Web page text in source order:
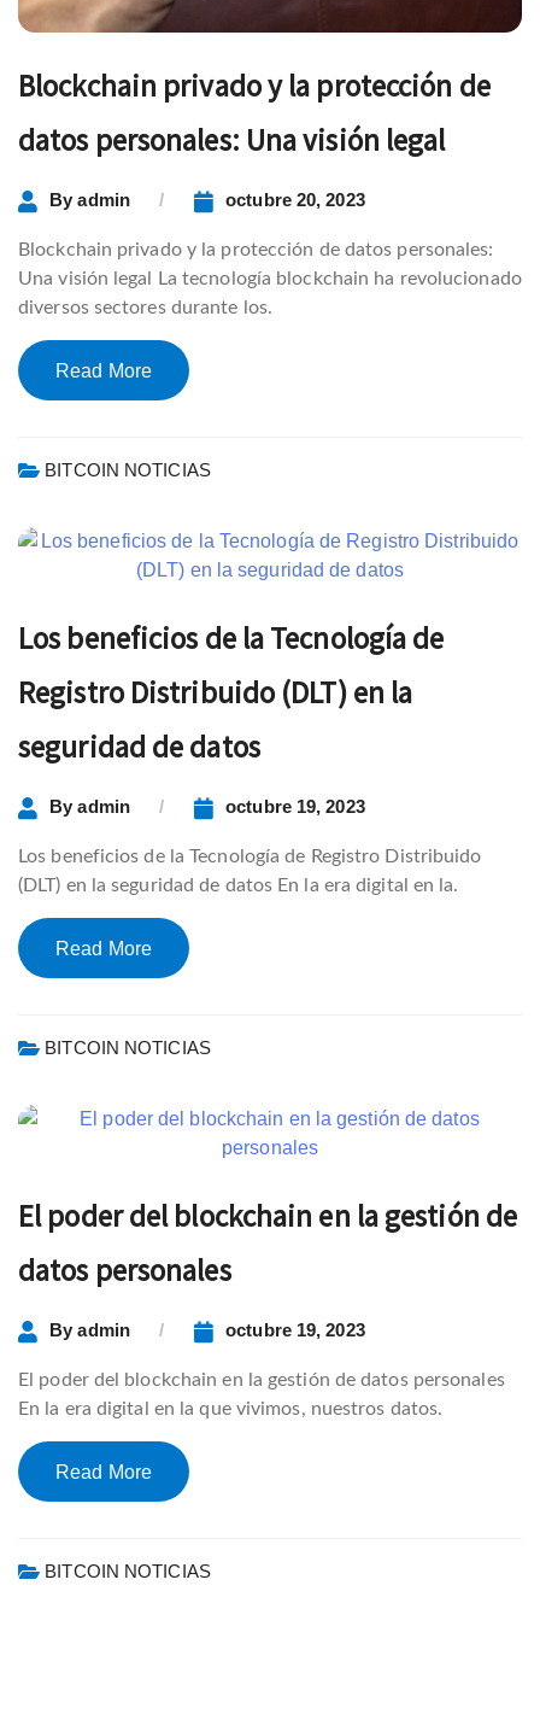
Blockchain privado y la protección de
datos personales: Una visión legal
Byadmin octubre 20, 2023
Blockchain privado y la protección de datos personales:
Una visión legal La tecnología blockchain ha revolucionado
diversos sectores durante los.
Read More
BITCOIN NOTICIAS
Los beneficios de la Tecnología de
Registro Distribuido (DLT) en la
seguridad de datos
Byadmin octubre 19, 2023
Los beneficios de la Tecnología de Registro Distribuido
(DLT) en la seguridad de datos En la era digital en la.
Read More
BITCOIN NOTICIAS
El poder del blockchain en la gestión de
datos personales
Byadmin octubre 19, 2023
El poder del blockchain en la gestión de datos personales
En la era digital en la que vivimos, nuestros datos.
Read More
BITCOIN NOTICIAS